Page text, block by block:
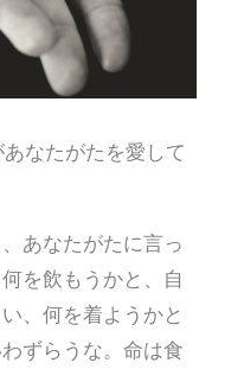
なたがたを愛して
あなたがたに言っ
を飲もうかと、自
、何を着ようかと
ずらうな。命は食